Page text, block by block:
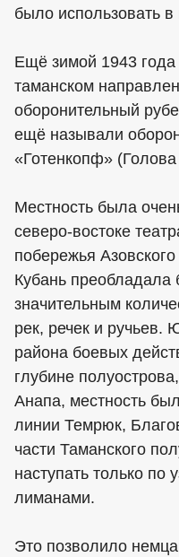
было использовать
Ещё зимой 1943
таманском
оборонительный
ещё называли
«Готенкопф» (Голова
Местность была
северо-востоке
побережья
Кубань преобладала
значительным
рек, речек и ручьев.
района боевых
глубине
Анапа, местность
линии Темрюк,
части Таманского
наступать только
лиманами.
Это позволило